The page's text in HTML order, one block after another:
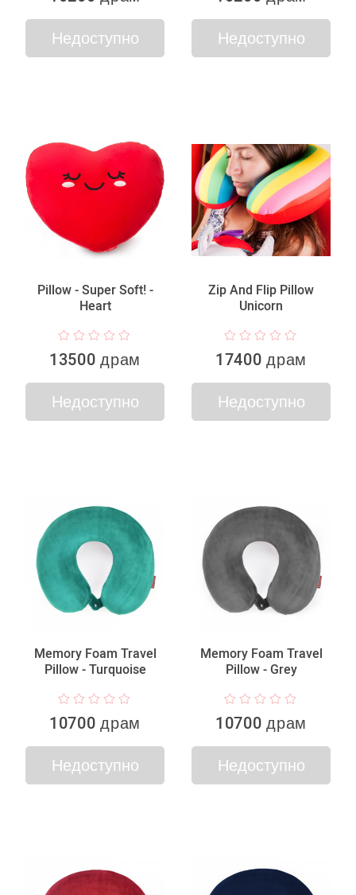
Недоступно Недоступно
Pillow - Super Soft! -
Heart
13500 драм
Недоступно
Zip And Flip Pillow
Unicorn
17400 драм
Недоступно
Memory Foam Travel
Pillow - Turquoise
10700 драм
Недоступно
Memory Foam Travel
Pillow - Grey
10700 драм
Недоступно